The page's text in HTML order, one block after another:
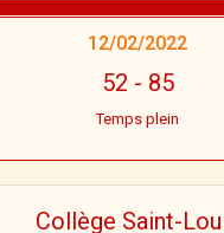
12/02/2022
52 - 85
Temps plein
Collège Saint-